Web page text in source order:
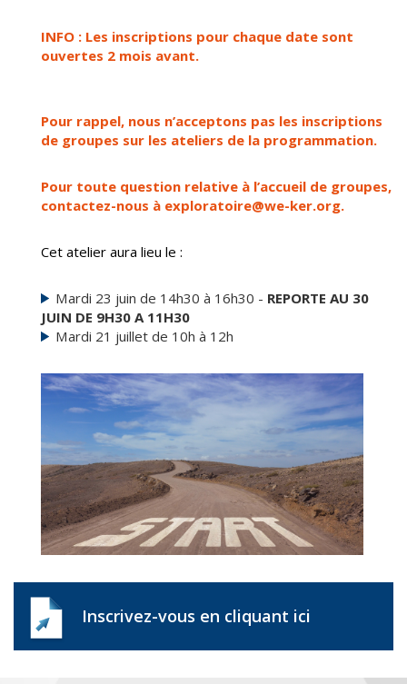
INFO : Les inscriptions pour chaque date sont
ouvertes 2 mois avant.
Pour rappel, nous n’acceptons pas les inscriptions
de groupes sur les ateliers de la programmation.
Pour toute question relative à l’accueil de groupes,
contactez-nous à exploratoire@we-ker.org.
Cet atelier aura lieu le :
Mardi 23 juin de 14h30 à 16h30 - REPORTE AU 30
JUIN DE 9H30 A 11H30
Mardi 21 juillet de 10h à 12h
Inscrivez-vous en cliquant ici